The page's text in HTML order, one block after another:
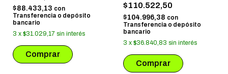
$88.433,13 con
Transferencia o depósito
bancario
3 x $31.029,17 sin interés
$110.522,50
$104.996,38 con
Transferencia o depósito
bancario
3 x $36.840,83 sin interés